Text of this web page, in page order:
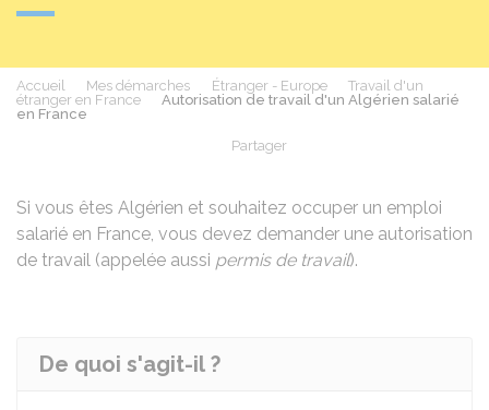
Accueil Mes démarches Étranger - Europe
Travail d'un
étranger en France
Autorisation de travail d'un Algérien salarié
en France
Partager
Si vous êtes Algérien et souhaitez occuper un emploi
salarié en France, vous devez demander une autorisation
de travail (appelée aussi permis de travail).
De quoi s'agit-il ?